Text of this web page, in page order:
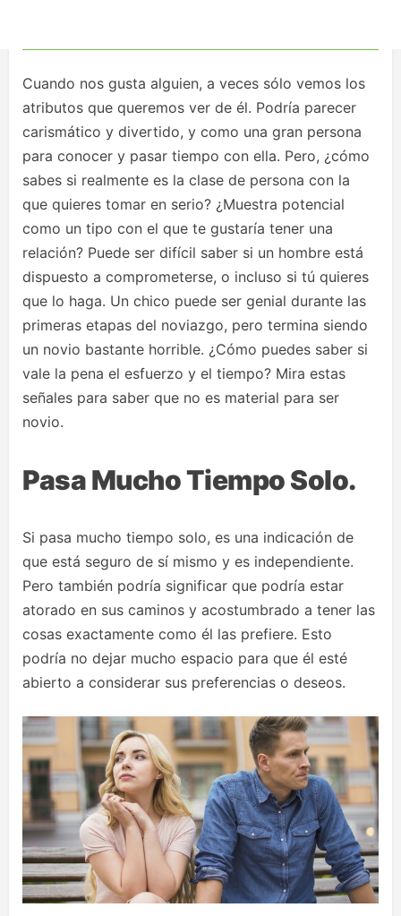
Cuando nos gusta alguien, a veces sólo vemos los
atributos que queremos ver de él. Podría parecer
carismático y divertido, y como una gran persona
para conocer y pasar tiempo con ella. Pero, ¿cómo
sabes si realmente es la clase de persona con la
que quieres tomar en serio? ¿Muestra potencial
como un tipo con el que te gustaría tener una
relación? Puede ser difícil saber si un hombre está
dispuesto a comprometerse, o incluso si tú quieres
que lo haga. Un chico puede ser genial durante las
primeras etapas del noviazgo, pero termina siendo
un novio bastante horrible. ¿Cómo puedes saber si
vale la pena el esfuerzo y el tiempo? Mira estas
señales para saber que no es material para ser
novio.
Pasa Mucho Tiempo Solo.
Si pasa mucho tiempo solo, es una indicación de
que está seguro de sí mismo y es independiente.
Pero también podría significar que podría estar
atorado en sus caminos y acostumbrado a tener las
cosas exactamente como él las prefiere. Esto
podría no dejar mucho espacio para que él esté
abierto a considerar sus preferencias o deseos.